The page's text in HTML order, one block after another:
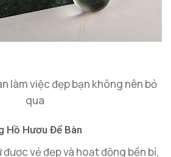
làm việc đẹp bạn không nên bỏ
qua
Hồ Hươu Để Bàn
vẻ đẹp và hoạt động bền bỉ,